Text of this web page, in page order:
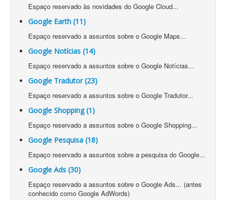
Espaço reservado às novidades do Google Cloud...
Google Earth (11)
Espaço reservado a assuntos sobre o Google Maps...
Google Notícias (14)
Espaço reservado a assuntos sobre o Google Notícias...
Google Tradutor (23)
Espaço reservado a assuntos sobre o Google Tradutor...
Google Shopping (1)
Espaço reservado a assuntos sobre o Google Shopping...
Google Pesquisa (18)
Espaço reservado a assuntos sobre a pesquisa do Google...
Google Ads (30)
Espaço reservado a assuntos sobre o Google Ads... (antes
conhecido como Google AdWords)